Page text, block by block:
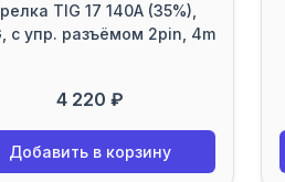
TIG 17 140A (35%),
с упр. разъёмом 2pin, 4m
4 220 ₽
Добавить в корзину